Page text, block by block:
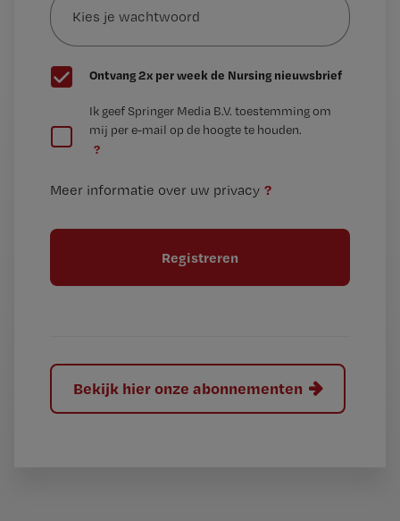
je
wachtwoord
G
e
t
Ontvang 2x per week de Nursing nieuwsbrief
e
t
l
Ik geef Springer Media B.V. toestemming om
mij per e-mail op de hoogte te houden.
?
Meer informatie over uw privacy ?
Bekijk hier onze abonnementen